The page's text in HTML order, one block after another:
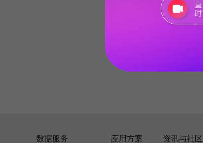
数据服务 应用方案 资讯与社区